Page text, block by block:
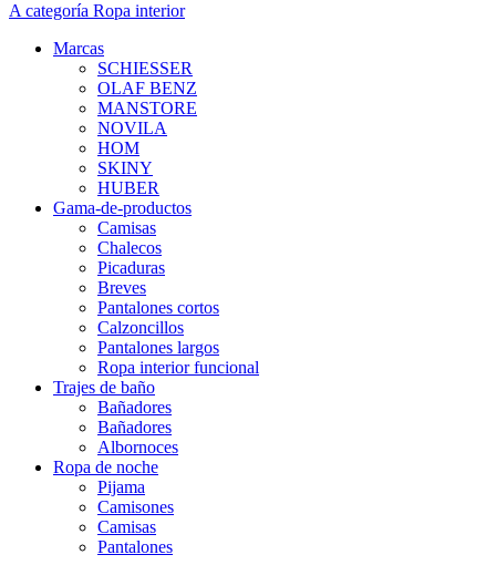
A categoría Ropa interior
Marcas
SCHIESSER
OLAF BENZ
MANSTORE
NOVILA
HOM
SKINY
HUBER
Gama-de-productos
Camisas
Chalecos
Picaduras
Breves
Pantalones cortos
Calzoncillos
Pantalones largos
Ropa interior funcional
Trajes de baño
Bañadores
Bañadores
Albornoces
Ropa de noche
Pijama
Camisones
Camisas
Pantalones